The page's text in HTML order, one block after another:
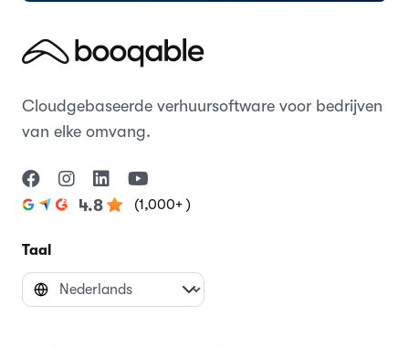
Cloudgebaseerde verhuursoftware voor bedrijven
van elke omvang.
4.8 (1,000+ )
Taal